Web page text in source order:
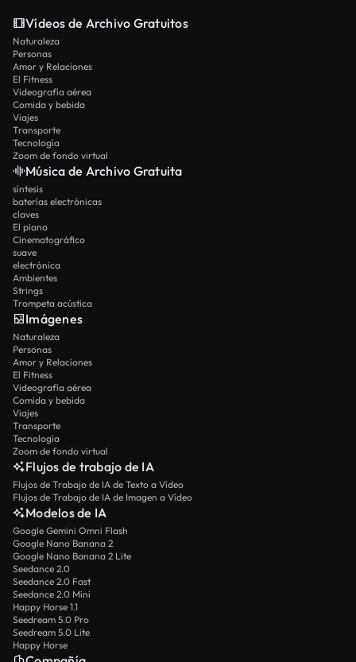
Vídeos de Archivo Gratuitos
Naturaleza
Personas
Amor y Relaciones
El Fitness
Videografía aérea
Comida y bebida
Viajes
Transporte
Tecnología
Zoom de fondo virtual
Música de Archivo Gratuita
síntesis
baterías electrónicas
claves
El piano
Cinematográfico
suave
electrónica
Ambientes
Strings
Trompeta acústica
Imágenes
Naturaleza
Personas
Amor y Relaciones
El Fitness
Videografía aérea
Comida y bebida
Viajes
Transporte
Tecnología
Zoom de fondo virtual
Flujos de trabajo de IA
Flujos de Trabajo de IA de Texto a Vídeo
Flujos de Trabajo de IA de Imagen a Vídeo
Modelos de IA
Google Gemini Omni Flash
Google Nano Banana 2
Google Nano Banana 2 Lite
Seedance 2.0
Seedance 2.0 Fast
Seedance 2.0 Mini
Happy Horse 1.1
Seedream 5.0 Pro
Seedream 5.0 Lite
Happy Horse